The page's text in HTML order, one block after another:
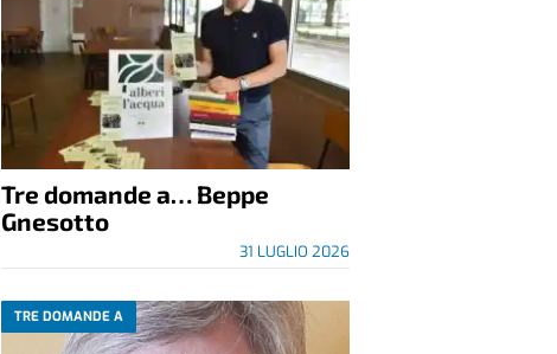
Tre domande a… Beppe
Gnesotto
31 LUGLIO 2026
TRE DOMANDE A